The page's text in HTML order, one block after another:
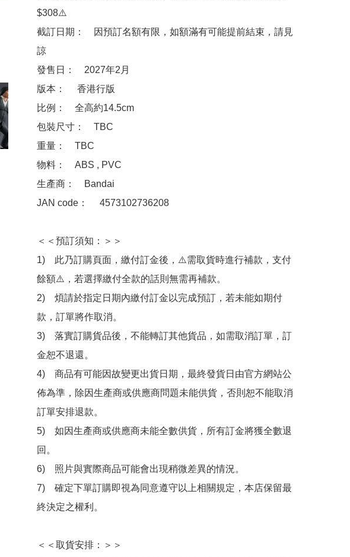
$308⚠️
截訂日期：　因預訂名額有限，如額滿有可能提前結束，請見
諒
發售日：　2027年2月
版本：　 香港行版
比例：　全高約14.5cm
包裝尺寸：　TBC
重量：　TBC
物料：　ABS , PVC
生產商：　Bandai
JAN code：　 4573102736208
＜＜預訂須知：＞＞
1)　此乃訂購頁面，繳付訂金後，⚠️需取貨時進行補款，支付
餘額⚠️，若選擇繳付全款的話則無需再補款。
2)　煩請於指定日期內繳付訂金以完成預訂，若未能如期付
款，訂單將作取消。
3)　落實訂購貨品後，不能轉訂其他貨品，如需取消訂單，訂
金恕不退還。
4)　商品有可能因故變更出貨日期，最終發貨日由官方網站公
佈為準，除因生產商或供應商問題未能供貨，否則恕不能取消
訂單安排退款。
5)　如因生產商或供應商未能全數供貨，所有訂金將獲全數退
回。
6)　照片與實際商品可能會出現稍微差異的情況。
7)　確定下單訂購即視為同意遵守以上相關規定，本店保留最
終決定之權利。
＜＜取貨安排：＞＞